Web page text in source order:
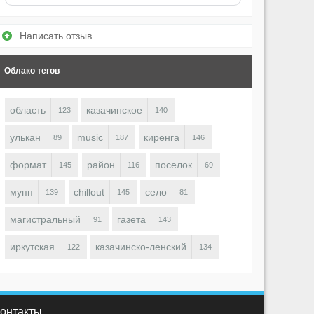
Написать отзыв
Облако тегов
область 123 казачинское 140
улькан 89 music 187 киренга 146
формат 145 район 116 поселок 69
мупп 139 chillout 145 село 81
магистральный 91 газета 143
иркутская 122 казачинско-ленский 134